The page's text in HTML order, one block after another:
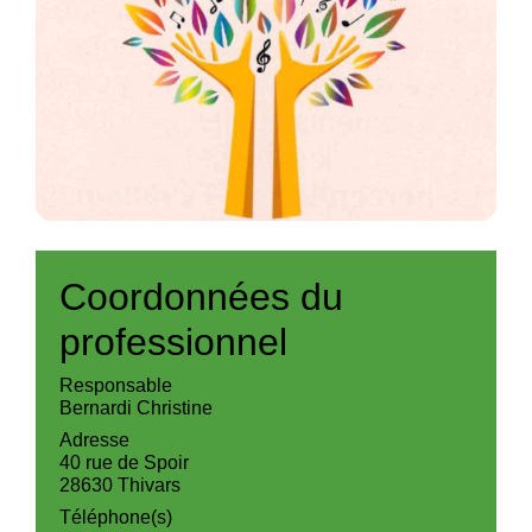
Coordonnées du
professionnel
Responsable
Bernardi Christine
Adresse
40 rue de Spoir
28630 Thivars
Téléphone(s)